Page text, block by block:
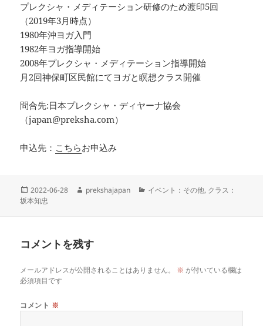
プレクシャ・メディテーション研修のため渡印5回
（2019年3月時点）
1980年沖ヨガ入門
1982年ヨガ指導開始
2008年プレクシャ・メディテーション指導開始
月2回神保町区民館にてヨガと瞑想クラス開催
問合先:日本プレクシャ・ディヤーナ協会
（japan@preksha.com）
申込先： こちらお申込み
投
稿
2022-06-28
作
prekshajapan
カ
イベント：その他, クラス：
坂本知忠
コメントを残す
メールアドレスが公開されることはありません。 ※ が付いている欄は
必須項目です
コメント ※